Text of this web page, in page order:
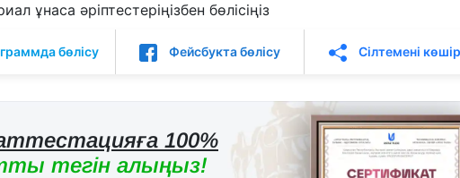
ұнаса әріптестеріңізбен бөлісіңіз
бөлісу Фейсбукта бөлісу Сілтемені
100%
тегін алыңыз!